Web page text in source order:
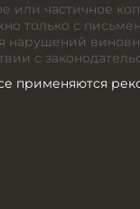
или частичное
только с
нарушений
с
применяются